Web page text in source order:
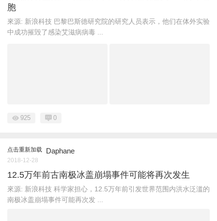
胞
來源: 新浪科技 巴黎巴斯德研究院的研究人员表示，他们在体外实验
中成功摧毁了感染艾滋病病毒 ...
925 0
点击重新加载 Daphane
2018-12-28
12.5万年前古南极冰盖崩塌事件可能将再次发生
來源: 新浪科技 科学家担心，12.5万年前引发世界范围内洪水泛滥的
南极冰盖崩塌事件可能再次发 ...